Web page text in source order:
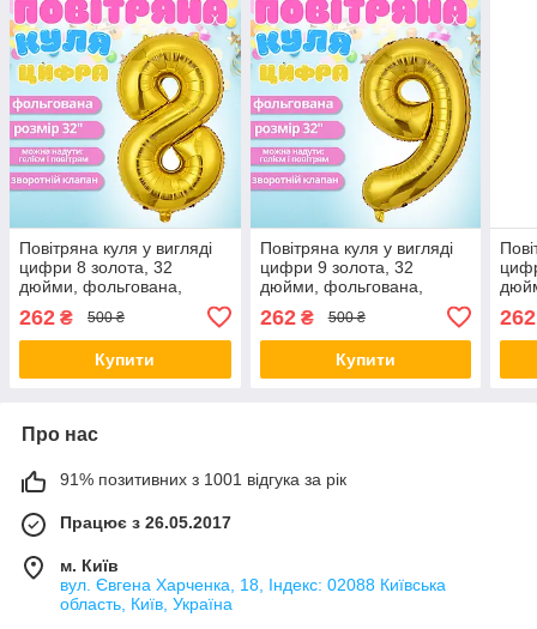
Повітряна куля у вигляді
цифри 8 золота, 32
дюйми, фольгована,
народження, річниць
ювілеїв
262 ₴ 500 ₴
Купити
Повітряна куля у вигляді
цифри 9 золота, 32
дюйми, фольгована,
народження, річниць
ювілеїв
262₴ 500 ₴
Купити
262
Про нас
91% позитивних з 1001 відгука за рік
Працює з 26.05.2017
м. Київ
вул. Євгена Харченка, 18, Індекс: 02088 Київська
область, Київ, Україна